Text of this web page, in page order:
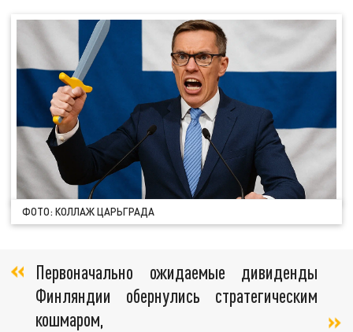
ФОТО: КОЛЛАЖ ЦАРЬГРАДА
Первоначально ожидаемые дивиденды
Финляндии обернулись стратегическим
кошмаром,